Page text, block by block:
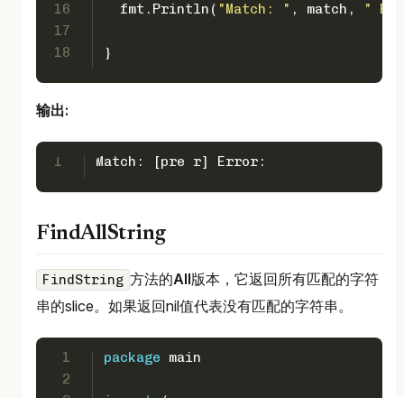
16
17
18
  fmt.Println(
"Match: " , match, "
}
输出:
1 Match: [pre r] Error:
FindAllString
FindString 方法的All版本，它返回所有匹配的字符
串的slice。如果返回nil值代表没有匹配的字符串。
1
2
package main